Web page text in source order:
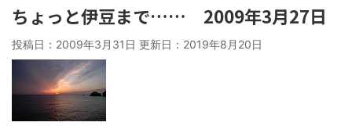
ちょっと伊豆まで…… 2009年3月27日
投稿日：2009年3月31日 更新日： 2019年8月20日